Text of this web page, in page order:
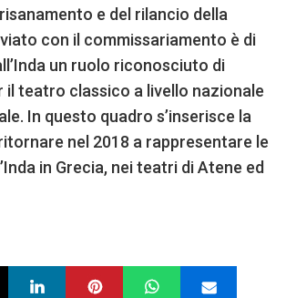
e del rilancio della
con il commissariamento è di
un ruolo riconosciuto di
il teatro classico a livello nazionale
In questo quadro s’inserisce la
nel 2018 a rappresentare le
in Grecia, nei teatri di Atene ed